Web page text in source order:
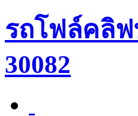
รถโฟล์คลิฟ
30082